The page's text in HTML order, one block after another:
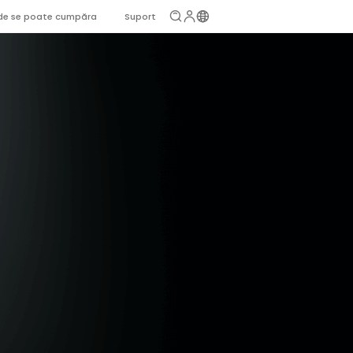
se poate cumpăra Suport